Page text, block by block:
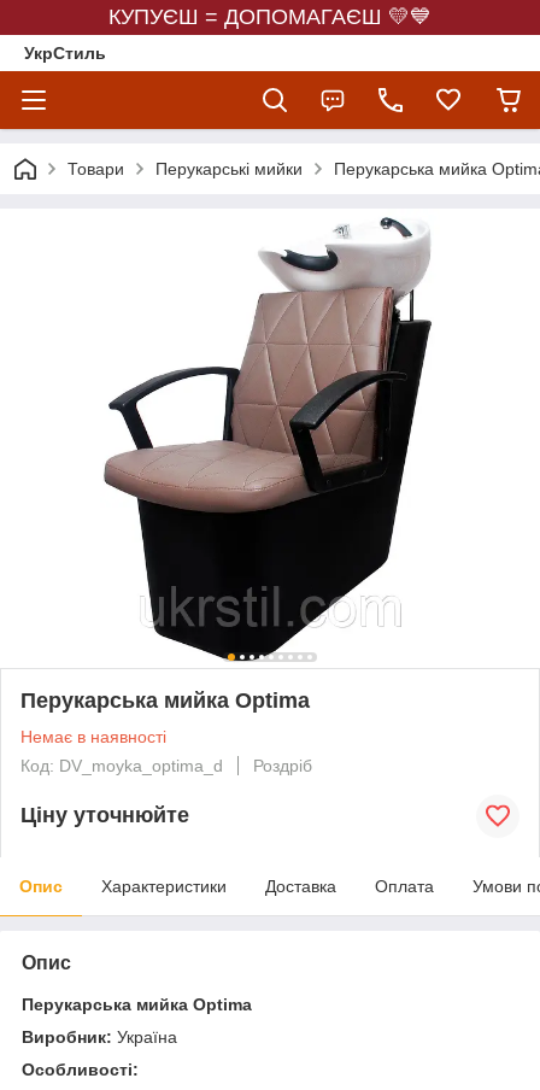
КУПУЄШ = ДОПОМАГАЄШ 💛💙
УкрСтиль
Товари Перукарські мийки Перукарська мийка
Перукарська мийка Optima
Немає в наявності
Код: DV_moyka_optima_d
Роздріб
Ціну уточнюйте
Опис Характеристики Доставка Оплата Умови
Опис
Перукарська мийка Optima
Виробник: Україна
Особливості: